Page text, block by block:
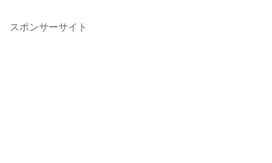
スポンサーサイト